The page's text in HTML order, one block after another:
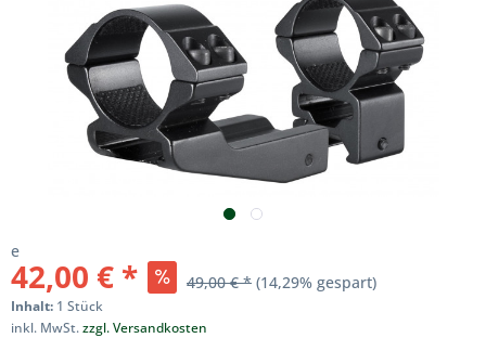
e
42,00 € * 49,00 € * (14,29% gespart)
Inhalt: 1 Stück
inkl. MwSt.zzgl. Versandkosten